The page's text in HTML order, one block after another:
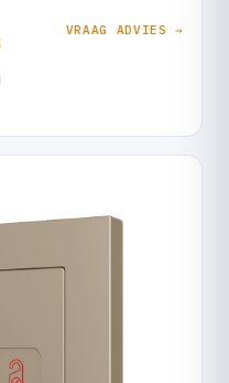
VRAAG ADVIES →